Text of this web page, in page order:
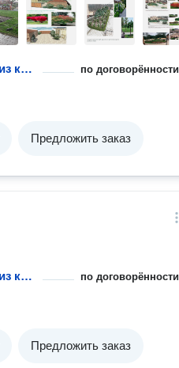
Посадка живой изгороди из кустарника по договорённости
Предложить заказ
Посадка живой изгороди из кустарника по договорённости
Предложить заказ